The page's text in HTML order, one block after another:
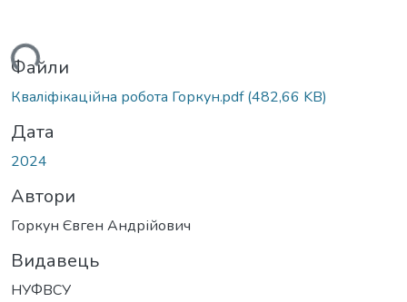
Файли
Кваліфікаційна робота Горкун.pdf(482,66 KB)
Дата
2024
Автори
Горкун Євген Андрійович
Видавець
НУФВСУ